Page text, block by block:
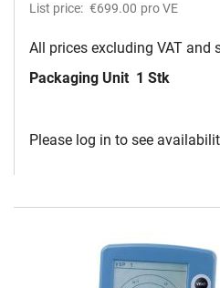
List price: €699.00 pro VE
All prices excluding VAT and
Packaging Unit 1 Stk
Please log in to see